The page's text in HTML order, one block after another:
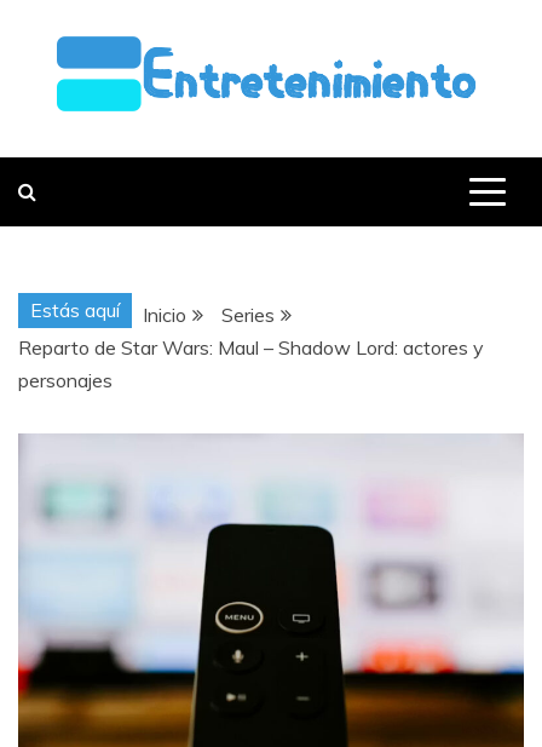
contenido
Estás aquí Inicio
Series
Reparto de Star Wars: Maul – Shadow Lord: actores y
personajes